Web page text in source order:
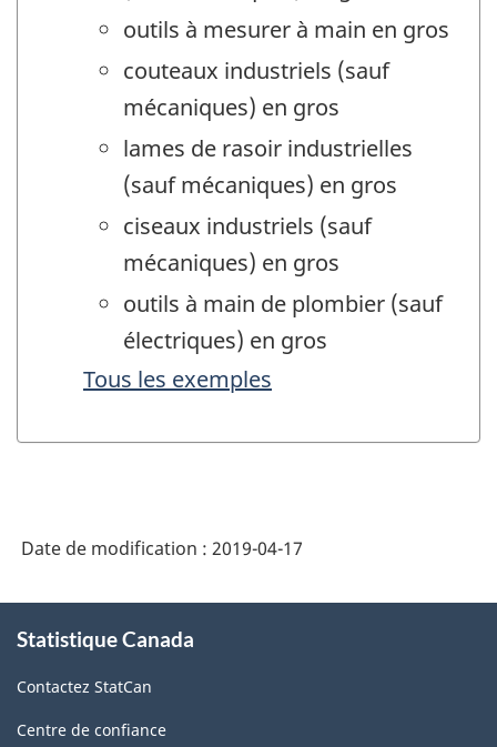
outils à mesurer à main en gros
couteaux industriels (sauf
mécaniques) en gros
lames de rasoir industrielles
(sauf mécaniques) en gros
ciseaux industriels (sauf
mécaniques) en gros
outils à main de plombier (sauf
électriques) en gros
Tous les exemples
Date de modification : 2019-04-17
propos
ce
site
Statistique Canada
Contactez StatCan
Centre de confiance